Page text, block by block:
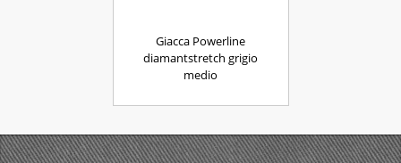
Giacca Powerline
diamantstretch grigio
medio